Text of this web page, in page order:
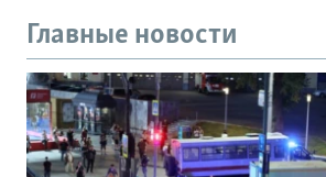
Главные новости